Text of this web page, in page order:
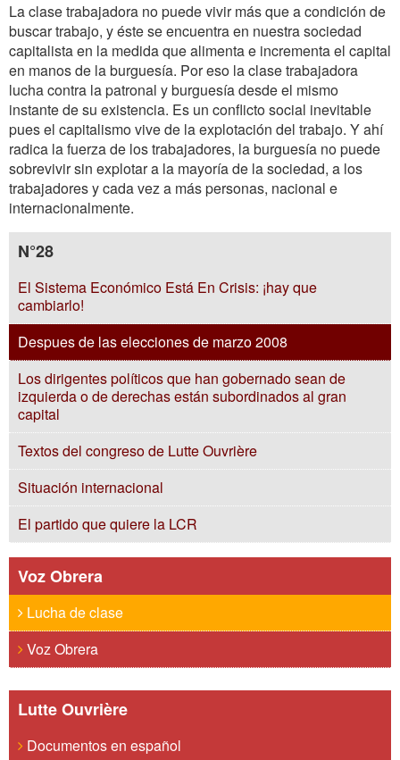
La clase trabajadora no puede vivir más que a condición de
buscar trabajo, y éste se encuentra en nuestra sociedad
capitalista en la medida que alimenta e incrementa el capital
en manos de la burguesía. Por eso la clase trabajadora
lucha contra la patronal y burguesía desde el mismo
instante de su existencia. Es un conflicto social inevitable
pues el capitalismo vive de la explotación del trabajo. Y ahí
radica la fuerza de los trabajadores, la burguesía no puede
sobrevivir sin explotar a la mayoría de la sociedad, a los
trabajadores y cada vez a más personas, nacional e
internacionalmente.
N°28
El Sistema Económico Está En Crisis: ¡hay que
cambiarlo!
Despues de las elecciones de marzo 2008
Los dirigentes políticos que han gobernado sean de
izquierda o de derechas están subordinados al gran
capital
Textos del congreso de Lutte Ouvrière
Situación internacional
El partido que quiere la LCR
Voz Obrera
Lucha de clase
Voz Obrera
Lutte Ouvrière
Documentos en español